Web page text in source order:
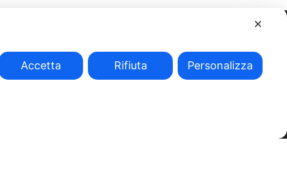
✕
Accetta Rifiuta Personalizza